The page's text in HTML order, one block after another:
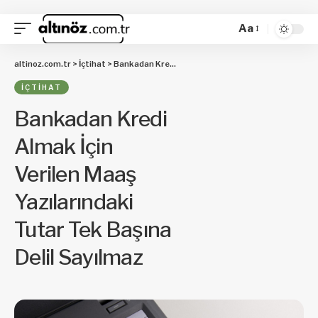
Aa
altinoz.com.tr > İçtihat > Bankadan Kredi Almak İçin Verilen Maaş Yazılarındaki Tutar Tek Başına Delil Sayılmaz
İÇTIHAT
Bankadan Kredi
Almak İçin
Verilen Maaş
Yazılarındaki
Tutar Tek Başına
Delil Sayılmaz